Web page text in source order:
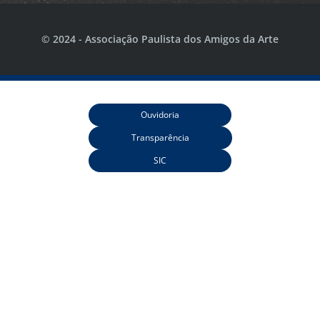
© 2024 - Associação Paulista dos Amigos da Arte
Ouvidoria
Transparência
SIC